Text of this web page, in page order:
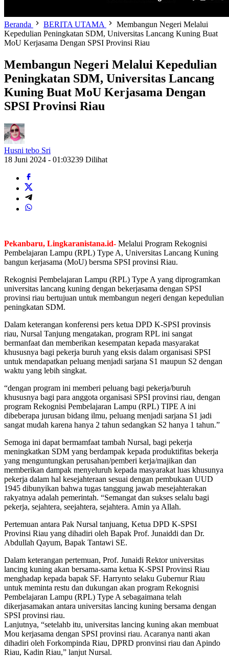
Beranda BERITA UTAMA
Membangun Negeri Melalui
Kepedulian Peningkatan SDM, Universitas Lancang Kuning Buat
MoU Kerjasama Dengan SPSI Provinsi Riau
Membangun Negeri Melalui Kepedulian
Peningkatan SDM, Universitas Lancang
Kuning Buat MoU Kerjasama Dengan
SPSI Provinsi Riau
Husni tebo Sri
18 Juni 2024 - 01:03239 Dilihat
Pekanbaru, Lingkaranistana.id- Melalui Program Rekognisi
Pembelajaran Lampu (RPL) Type A, Universitas Lancang Kuning
bangun kerjasama (MoU) bersma SPSI provinsi Riau.
Rekognisi Pembelajaran Lampu (RPL) Type A yang diprogramkan
universitas lancang kuning dengan bekerjasama dengan SPSI
provinsi riau bertujuan untuk membangun negeri dengan kepedulian
peningkatan SDM.
Dalam keterangan konferensi pers ketua DPD K-SPSI provinsis
riau, Nursal Tanjung mengatakan, program RPL ini sangat
bermanfaat dan memberikan kesempatan kepada masyarakat
khususnya bagi pekerja buruh yang eksis dalam organisasi SPSI
untuk mendapatkan peluang menjadi sarjana S1 maupun S2 dengan
waktu yang lebih singkat.
“dengan program ini memberi peluang bagi pekerja/buruh
khususnya bagi para anggota organisasi SPSI provinsi riau, dengan
program Rekognisi Pembelajaran Lampu (RPL) TIPE A ini
dibeberapa jurusan bidang ilmu, peluang menjadi sarjana S1 jadi
sangat mudah karena hanya 2 tahun sedangkan S2 hanya 1 tahun.”
Semoga ini dapat bermamfaat tambah Nursal, bagi pekerja
meningkatkan SDM yang berdampak kepada produktifitas bekerja
yang menguntungkan perusahan/pemberi kerja/majikan dan
memberikan dampak menyeluruh kepada masyarakat luas khusunya
pekerja dalam hal kesejahteraan sesuai dengan pembukaan UUD
1945 dibunyikan bahwa tugas tanggung jawab mesejahterakan
rakyatnya adalah pemerintah. “Semangat dan sukses selalu bagi
pekerja, sejahtera, seejahtera, sejahtera. Amin ya Allah.
Pertemuan antara Pak Nursal tanjuang, Ketua DPD K-SPSI
Provinsi Riau yang dihadiri oleh Bapak Prof. Junaiddi dan Dr.
Abdullah Qayum, Bapak Tantawi SE.
Dalam keterangan pertemuan, Prof. Junaidi Rektor universitas
lancing kuning akan bersama-sama ketua K-SPSI Provinsi Riau
menghadap kepada bapak SF. Harrynto selaku Gubernur Riau
untuk meminta restu dan dukungan akan program Rekognisi
Pembelajaran Lampu (RPL) Type A sebagaimana telah
dikerjasamakan antara universitas lancing kuning bersama dengan
SPSI provinsi riau.
Lanjutnya, “setelahb itu, universitas lancing kuning akan membuat
Mou kerjasama dengan SPSI provinsi riau. Acaranya nanti akan
dihadiri oleh Forkompinda Riau, DPRD pronvinsi riau dan Apindo
Riau, Kadin Riau,” lanjut Nursal.